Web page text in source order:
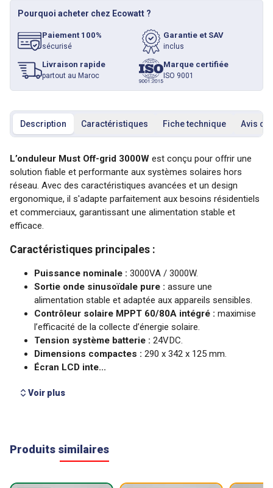
Pourquoi acheter chez Ecowatt ?
Paiement 100%
sécurisé
Garantie et SAV
inclus
Livraison rapide
partout au Maroc
Marque certifiée
ISO 9001
Description Caractéristiques Fiche technique Avis
Voir plus
Produits similaires